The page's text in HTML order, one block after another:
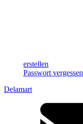
erstellen
Passwort vergessen
Delamart